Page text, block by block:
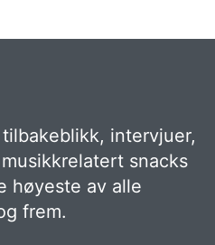
intervjuer,
snacks
høyeste av alle
frem.